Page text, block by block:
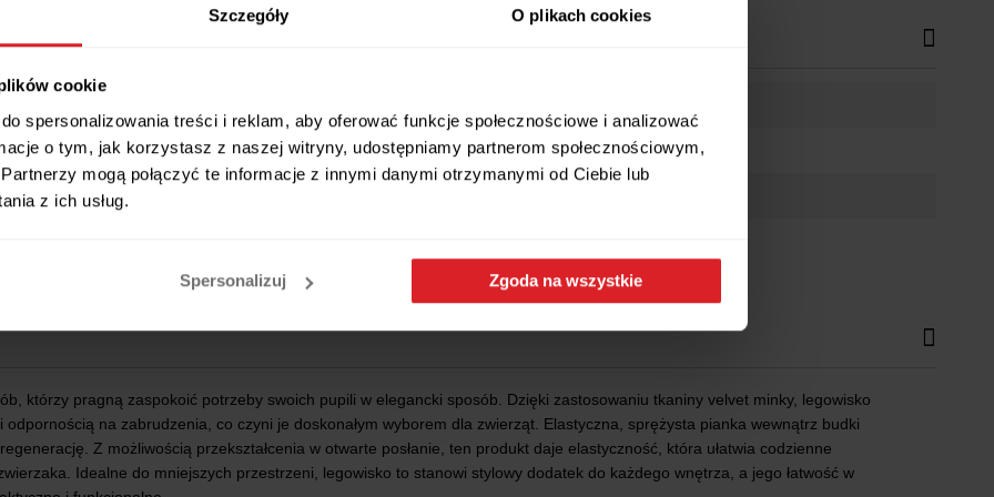
Szczegóły O plikach cookies
cookie
spersonalizowania treści i reklam, aby oferować funkcje społecznościowe i analizować
o tym, jak korzystasz z naszej witryny, udostępniamy partnerom społecznościowym,
mogą połączyć te informacje z innymi danymi otrzymanymi od Ciebie lub
z ich usług.
Spersonalizuj Zgoda na wszystkie
którzy pragną zaspokoić potrzeby swoich pupili w elegancki sposób. Dzięki zastosowaniu tkaniny velvet minky, legowisko
na zabrudzenia, co czyni je doskonałym wyborem dla zwierząt. Elastyczna, sprężysta pianka wewnątrz budki
Z możliwością przekształcenia w otwarte posłanie, ten produkt daje elastyczność, która ułatwia codzienne
Idealne do mniejszych przestrzeni, legowisko to stanowi stylowy dodatek do każdego wnętrza, a jego łatwość w